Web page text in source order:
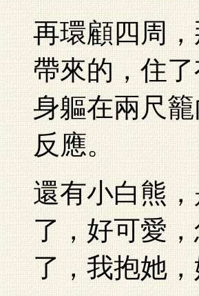
再環顧四周
帶來的，住
身軀在兩尺
反應。
還有小白熊
了，好可愛
了，我抱她